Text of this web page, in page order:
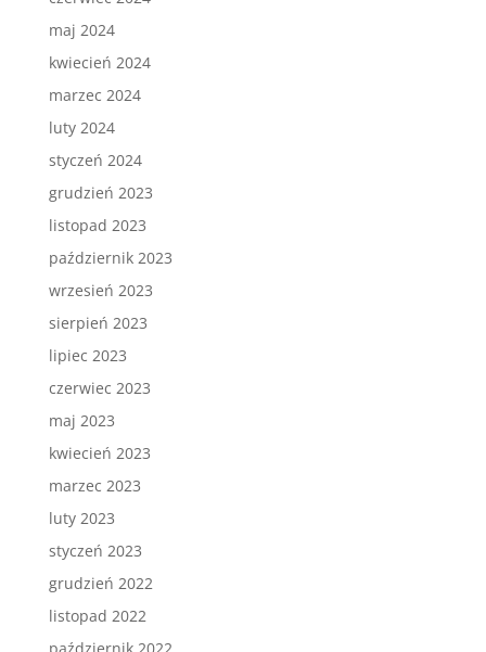
maj 2024
kwiecień 2024
marzec 2024
luty 2024
styczeń 2024
grudzień 2023
listopad 2023
październik 2023
wrzesień 2023
sierpień 2023
lipiec 2023
czerwiec 2023
maj 2023
kwiecień 2023
marzec 2023
luty 2023
styczeń 2023
grudzień 2022
listopad 2022